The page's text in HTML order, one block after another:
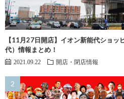
【11月27日開店】イオン新能代ショ
代）情報まとめ！
2021.09.22 開店・閉店情報